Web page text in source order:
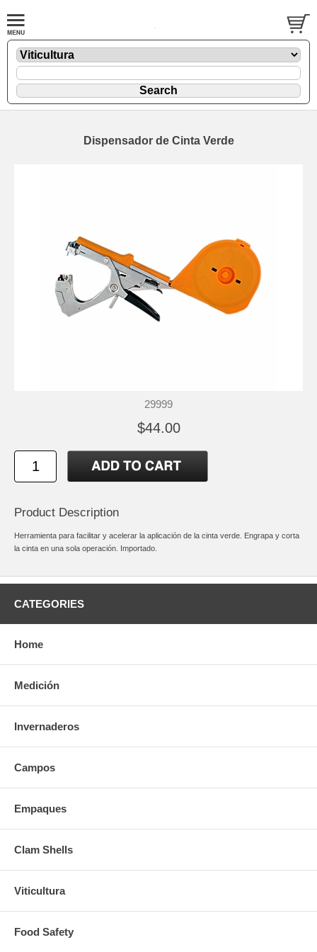
Dispensador de Cinta Verde
29999
$44.00
Product Description
Herramienta para facilitar y acelerar la aplicación de la cinta verde. Engrapa y corta
la cinta en una sola operación. Importado.
CATEGORIES
Home
Medición
Invernaderos
Campos
Empaques
Clam Shells
Viticultura
Food Safety